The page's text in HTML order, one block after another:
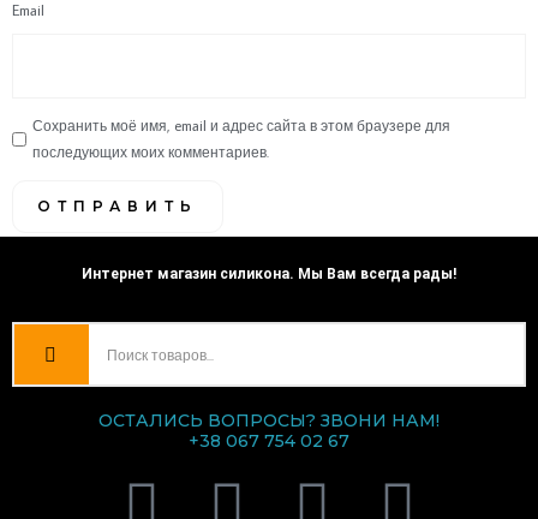
Email
Сохранить моё имя, email и адрес сайта в этом браузере для
последующих моих комментариев.
Интернет магазин силикона. Мы Вам всегда рады!
ОСТАЛИСЬ ВОПРОСЫ? ЗВОНИ НАМ!
+38 067 754 02 67
V T I F